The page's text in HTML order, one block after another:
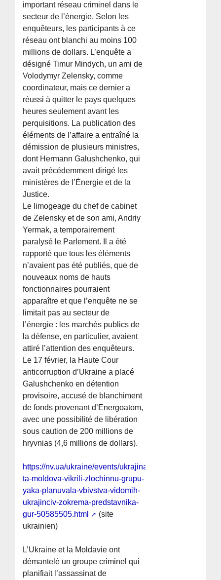
important réseau criminel dans le
secteur de l’énergie. Selon les
enquêteurs, les participants à ce
réseau ont blanchi au moins 100
millions de dollars. L’enquête a
désigné Timur Mindych, un ami de
Volodymyr Zelensky, comme
coordinateur, mais ce dernier a
réussi à quitter le pays quelques
heures seulement avant les
perquisitions. La publication des
éléments de l’affaire a entraîné la
démission de plusieurs ministres,
dont Hermann Galushchenko, qui
avait précédemment dirigé les
ministères de l’Énergie et de la
Justice.
Le limogeage du chef de cabinet
de Zelensky et de son ami, Andriy
Yermak, a temporairement
paralysé le Parlement. Il a été
rapporté que tous les éléments
n’avaient pas été publiés, que de
nouveaux noms de hauts
fonctionnaires pourraient
apparaître et que l’enquête ne se
limitait pas au secteur de
l’énergie : les marchés publics de
la défense, en particulier, avaient
attiré l’attention des enquêteurs.
Le 17 février, la Haute Cour
anticorruption d’Ukraine a placé
Galushchenko en détention
provisoire, accusé de blanchiment
de fonds provenant d’Energoatom,
avec une possibilité de libération
sous caution de 200 millions de
hryvnias (4,6 millions de dollars).
https://nv.ua/ukraine/events/ukrajina-
ta-moldova-vikrili-zlochinnu-grupu-
yaka-planuvala-vbivstva-vidomih-
ukrajinciv-zokrema-predstavnika-
gur-50585505.html
(site
ukrainien)
L’Ukraine et la Moldavie ont
démantelé un groupe criminel qui
planifiait l’assassinat de